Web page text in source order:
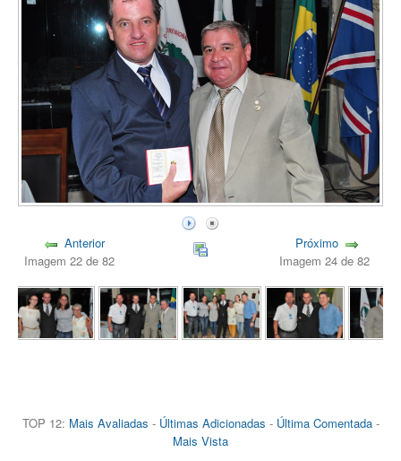
Anterior
Imagem 22 de 82
Próximo
Imagem 24 de 82
TOP 12: Mais Avaliadas - Últimas Adicionadas - Última Comentada-
Mais Vista